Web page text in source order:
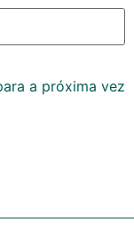
a próxima vez